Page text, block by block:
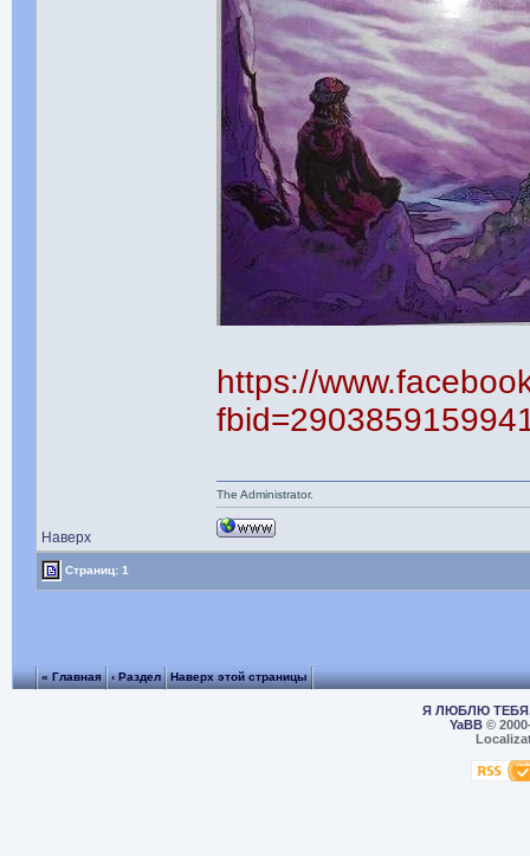
https://
Наверх
The Administrator.
Страниц: 1
« Главная ‹ Раздел Наверх этой страницы
Я ЛЮБЛЮ
YaBB©